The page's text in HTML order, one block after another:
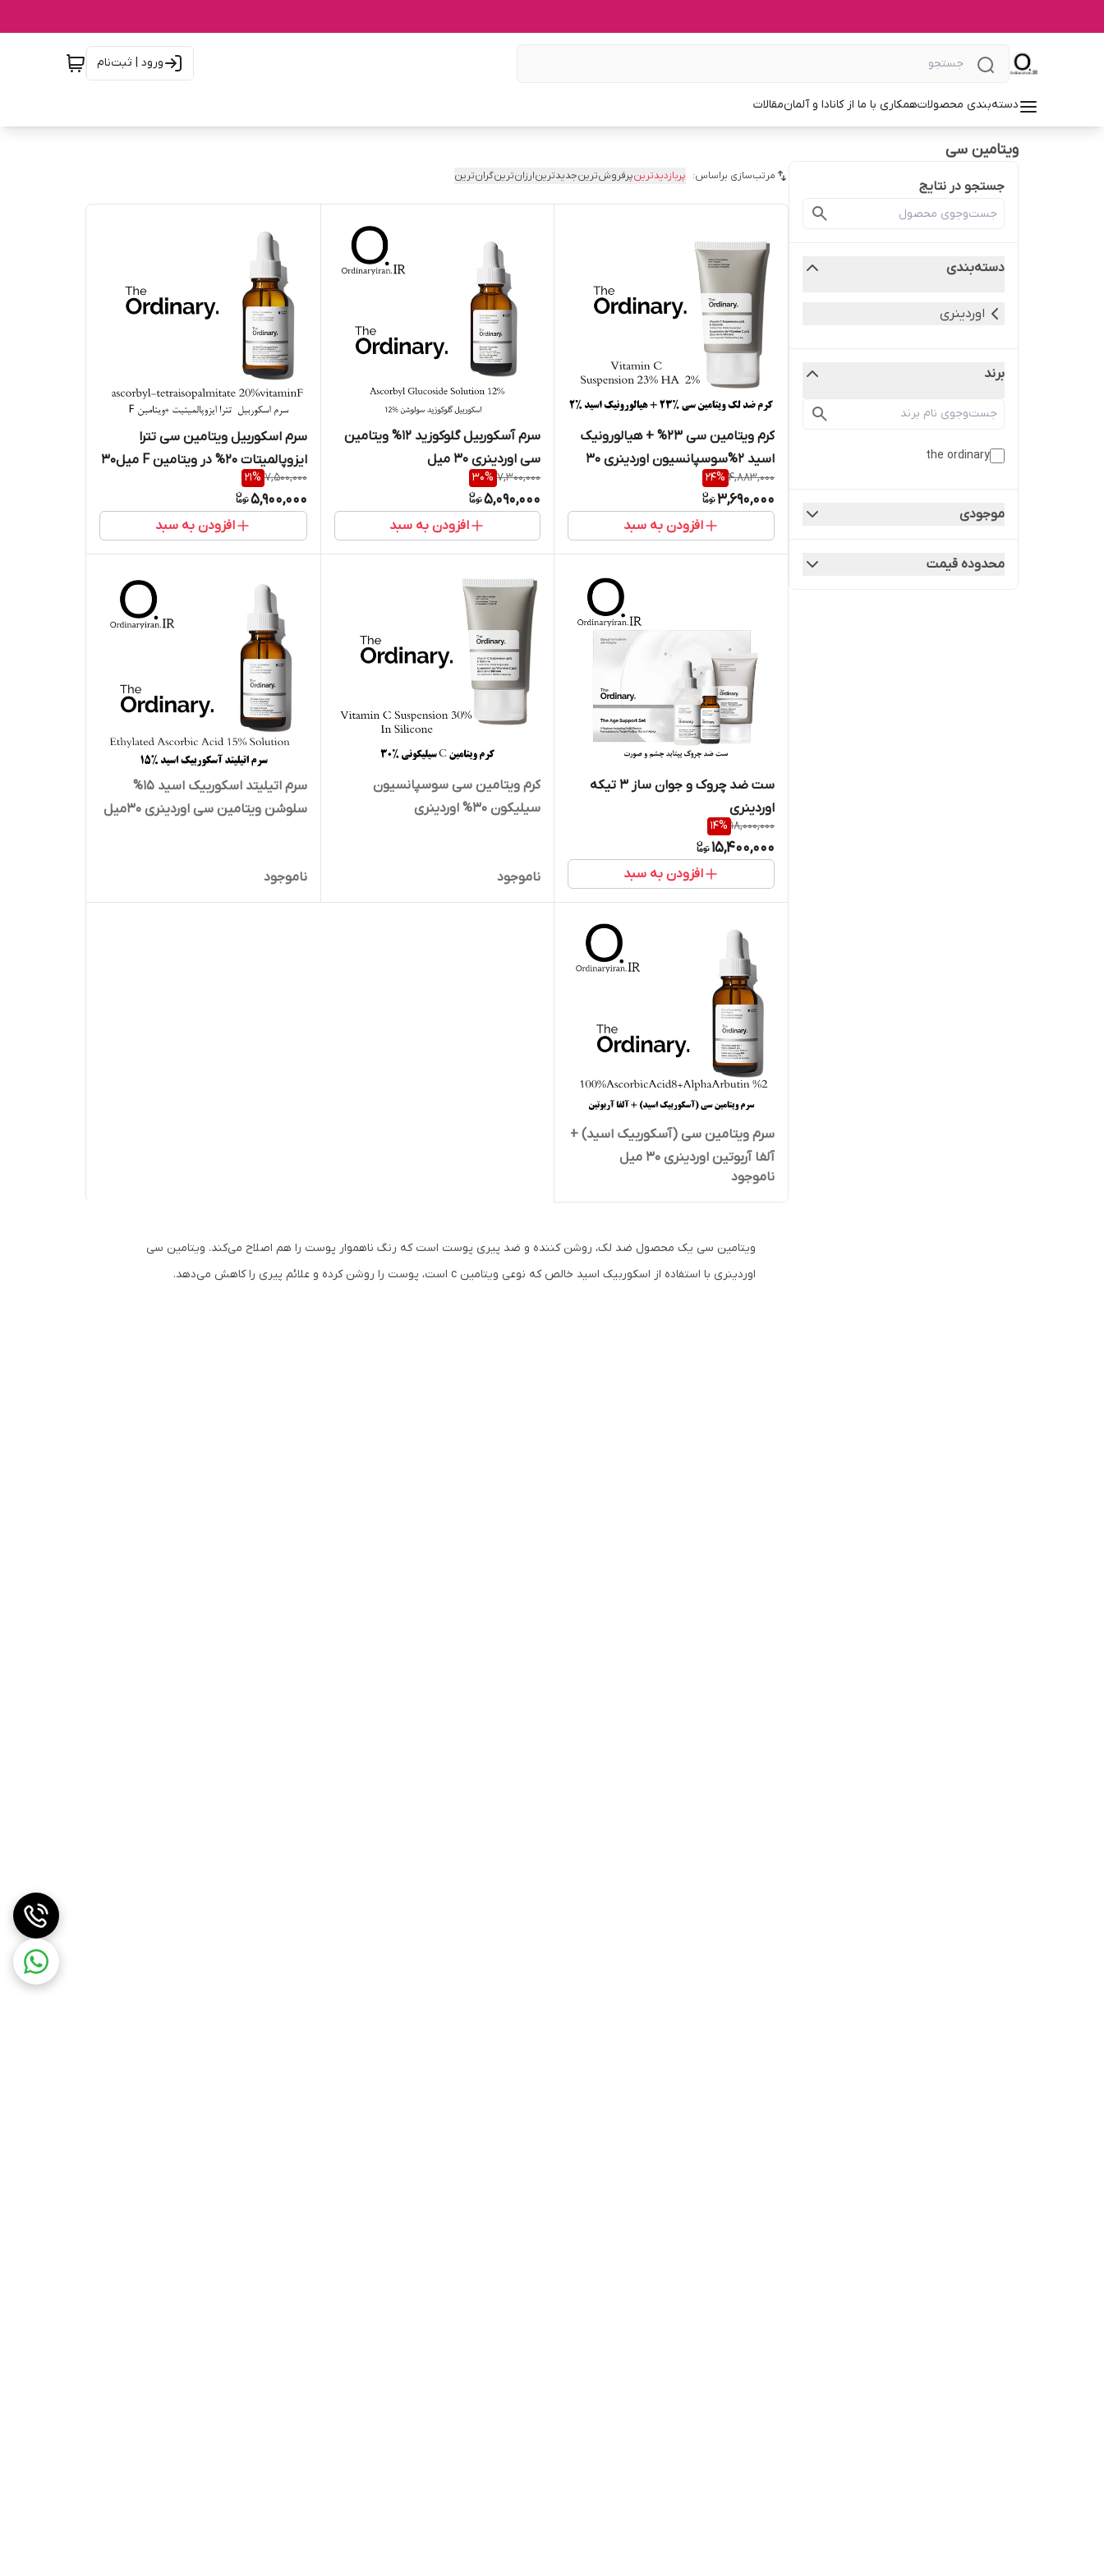
ورود | ثبت‌نام
دسته‌بندی محصولاتهمکاری با ما از کانادا و آلمانمقالات
ویتامین سی
جستجو در نتایج
دسته‌بندی
اوردینری
برند
the ordinary
موجودی
محدوده قیمت
مرتب‌سازی براساس: پربازدیدترینپرفروش‌ترینجدیدترینارزان‌ترینگران‌ترین
کرم ویتامین سی 23% + هیالورونیک
اسید 2%سوسپانسیون اوردینری 30
میل
4,883,000
24%
3,690,000
افزودن به سبد
سرم آسکوربیل گلوکوزید 12% ویتامین
سی اوردینری 30 میل
7,300,000
30%
5,090,000
افزودن به سبد
سرم اسکوربیل ویتامین سی تترا
ایزوپالمیتات ۲۰% در ویتامین F میل30
7,500,000
21%
5,900,000
افزودن به سبد
ست ضد چروک و جوان ساز 3 تیکه
اوردینری
18,000,000
14%
15,400,000
افزودن به سبد
کرم ویتامین سی سوسپانسیون
سیلیکون 30% اوردینری
ناموجود
سرم اتیلیتد اسکوربیک اسید 15%
سلوشن ویتامین سی اوردینری 30میل
ناموجود
سرم ویتامین سی (آسکوربیک اسید) +
آلفا آربوتین اوردینری 30 میل
ناموجود
ویتامین سی یک محصول ضد لک، روشن کننده و ضد پیری پوست است که رنگ ناهموار پوست را هم اصلاح می‌کند. ویتامین سی
اوردینری با استفاده از اسکوربیک اسید خالص که نوعی ویتامین c است، پوست را روشن کرده و علائم پیری را کاهش می‌دهد.